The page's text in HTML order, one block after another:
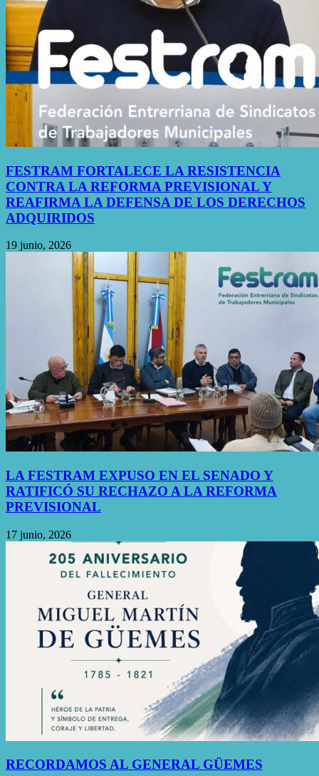
FESTRAM FORTALECE LA RESISTENCIA
CONTRA LA REFORMA PREVISIONAL Y
REAFIRMA LA DEFENSA DE LOS DERECHOS
ADQUIRIDOS
19 junio, 2026
LA FESTRAM EXPUSO EN EL SENADO Y
RATIFICÓ SU RECHAZO A LA REFORMA
PREVISIONAL
17 junio, 2026
RECORDAMOS AL GENERAL GÜEMES